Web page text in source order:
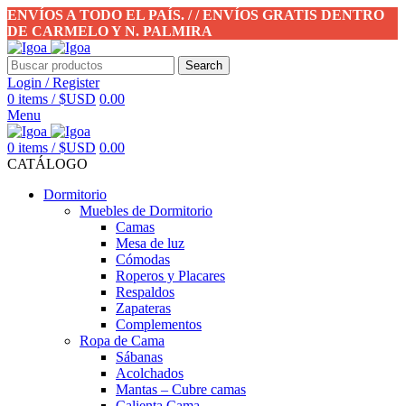
ENVÍOS A TODO EL PAÍS. / / ENVÍOS GRATIS DENTRO
DE CARMELO Y N. PALMIRA
Search
Login / Register
0 items / $USD 0.00
Menu
0 items / $USD 0.00
CATÁLOGO
Dormitorio
Muebles de Dormitorio
Camas
Mesa de luz
Cómodas
Roperos y Placares
Respaldos
Zapateras
Complementos
Ropa de Cama
Sábanas
Acolchados
Mantas – Cubre camas